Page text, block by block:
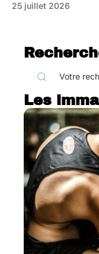
25 juillet 2026
Les